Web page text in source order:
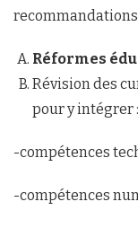
Réformes
Révision des
pour y intégrer :
-compétences
-compétences